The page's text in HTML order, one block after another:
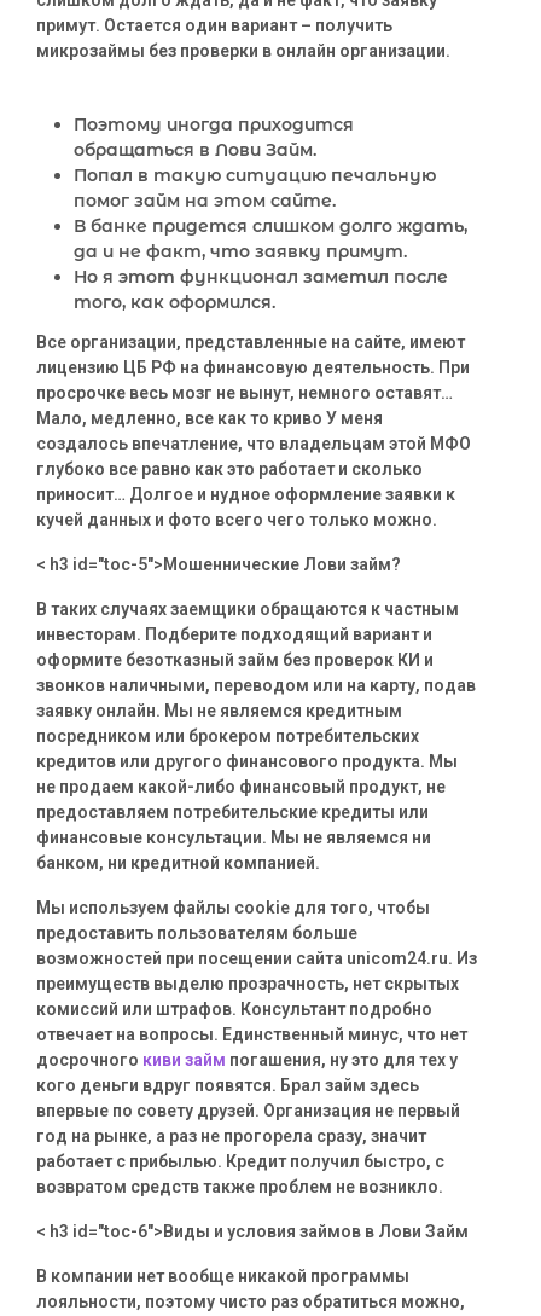
примут. Остается один вариант – получить
микрозаймы без проверки в онлайн организации.
Поэтому иногда приходится
обращаться в Лови Займ.
Попал в такую ситуацию печальную
помог займ на этом сайте.
В банке придется слишком долго ждать,
да и не факт, что заявку примут.
Но я этот функционал заметил после
того, как оформился.
Все организации, представленные на сайте, имеют
лицензию ЦБ РФ на финансовую деятельность. При
просрочке весь мозг не вынут, немного оставят…
Мало, медленно, все как то криво У меня
создалось впечатление, что владельцам этой МФО
глубоко все равно как это работает и сколько
приносит… Долгое и нудное оформление заявки к
кучей данных и фото всего чего только можно.
< h3 id="toc-5">Мошеннические Лови займ?
В таких случаях заемщики обращаются к частным
инвесторам. Подберите подходящий вариант и
оформите безотказный займ без проверок КИ и
звонков наличными, переводом или на карту, подав
заявку онлайн. Мы не являемся кредитным
посредником или брокером потребительских
кредитов или другого финансового продукта. Мы
не продаем какой-либо финансовый продукт, не
предоставляем потребительские кредиты или
финансовые консультации. Мы не являемся ни
банком, ни кредитной компанией.
Мы используем файлы cookie для того, чтобы
предоставить пользователям больше
возможностей при посещении сайта unicom24.ru. Из
преимуществ выделю прозрачность, нет скрытых
комиссий или штрафов. Консультант подробно
отвечает на вопросы. Единственный минус, что нет
досрочного киви займ погашения, ну это для тех у
кого деньги вдруг появятся. Брал займ здесь
впервые по совету друзей. Организация не первый
год на рынке, а раз не прогорела сразу, значит
работает с прибылью. Кредит получил быстро, с
возвратом средств также проблем не возникло.
< h3 id="toc-6">Виды и условия займов в Лови Займ
В компании нет вообще никакой программы
лояльности, поэтому чисто раз обратиться можно,